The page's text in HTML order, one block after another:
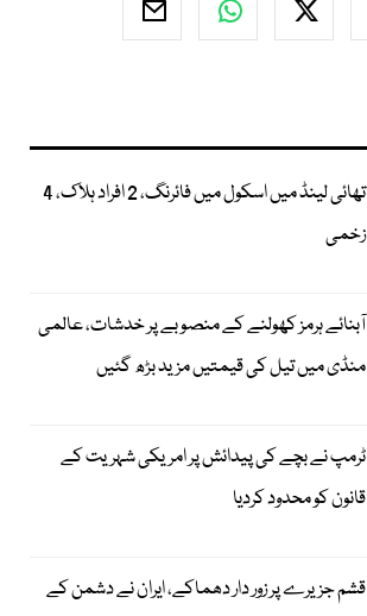
تھائی لینڈ میں اسکول میں فائرنگ، 2 افراد ہلاک، 4
زخمی
آبنائے ہرمز کھولنے کے منصوبے پر خدشات، عالمی
منڈی میں تیل کی قیمتیں مزید بڑھ گئیں
ٹرمپ نے بچے کی پیدائش پر امریکی شہریت کے
قانون کو محدود کردیا
قشم جزیرے پر زور دار دھماکے، ایران نے دشمن کے